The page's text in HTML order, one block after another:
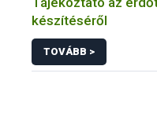
készítéséről
TOVÁBB >